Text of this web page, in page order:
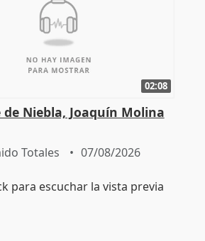
02:08
de Niebla, Joaquín Molina
Totales 07/08/2026